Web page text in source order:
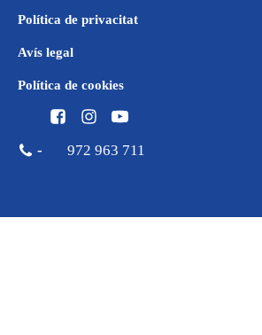
Política de privacitat
Avís legal
Política de cookies
- 972 963 711